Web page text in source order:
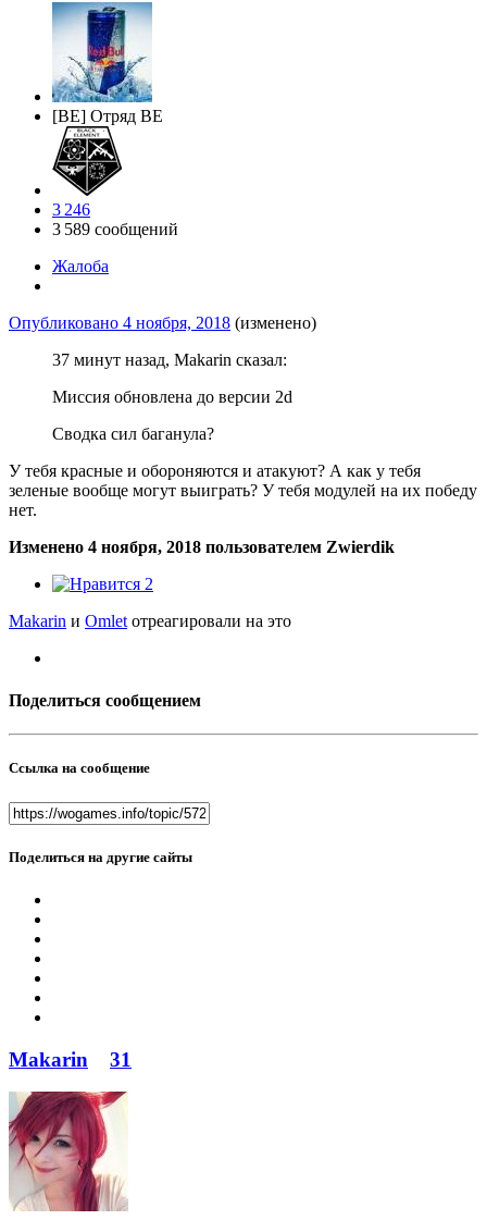
[BE] Отряд BE
3 246
3 589 сообщений
Жалоба
Опубликовано 4 ноября, 2018 (изменено)
37 минут назад, Makarin сказал:
Миссия обновлена до версии 2d
Сводка сил баганула?
У тебя красные и обороняются и атакуют? А как у тебя
зеленые вообще могут выиграть? У тебя модулей на их победу
нет.
Изменено 4 ноября, 2018 пользователем Zwierdik
2
Makarin и Omlet отреагировали на это
Поделиться сообщением
Ссылка на сообщение
Поделиться на другие сайты
Makarin 31